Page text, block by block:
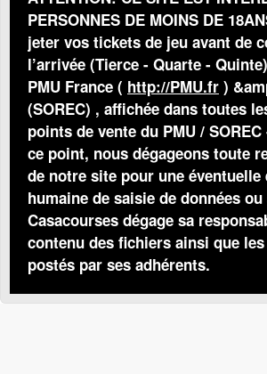
PERSONNES DE MOINS DE
jeter vos tickets de jeu avant de
l’arrivée (Tierce - Quarte -
PMU France ( http://PMU.fr )
(SOREC) , affichée dans toutes
points de vente du PMU /
ce point, nous dégageons toute
de notre site pour une éventuelle
humaine de saisie de données
Casacourses dégage sa
contenu des fichiers ainsi que
postés par ses adhérents.